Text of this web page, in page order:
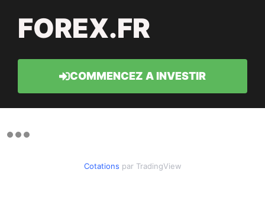
FOREX.FR
COMMENCEZ A INVESTIR
Cotations par TradingView